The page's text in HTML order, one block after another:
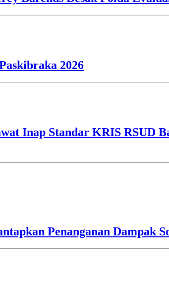
2026
Inap Standar KRIS
Penanganan Dampak